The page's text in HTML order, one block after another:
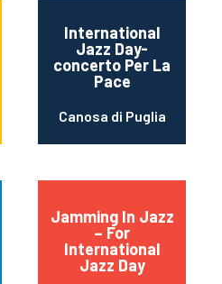
International
Jazz Day-
concerto Per La
Pace
Canosa di Puglia
Jamming In Jazz
– For
International
Jazz Day